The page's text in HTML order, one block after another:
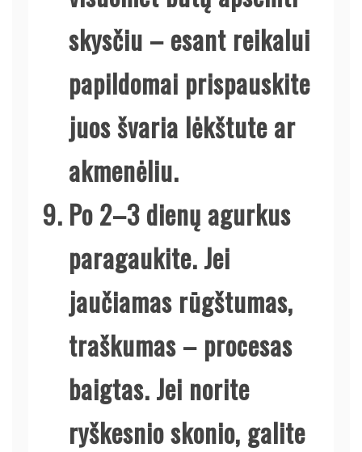
skysčiu – esant reikalui
papildomai prispauskite
juos švaria lėkštute ar
akmenėliu.
Po 2–3 dienų agurkus
paragaukite. Jei
jaučiamas rūgštumas,
traškumas – procesas
baigtas. Jei norite
ryškesnio skonio, galite